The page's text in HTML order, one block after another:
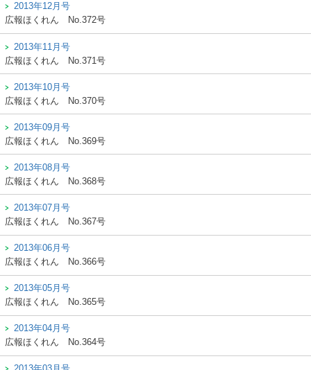
2013年12月号
広報ほくれん
No.372号
2013年11月号
広報ほくれん
No.371号
2013年10月号
広報ほくれん
No.370号
2013年09月号
広報ほくれん
No.369号
2013年08月号
広報ほくれん
No.368号
2013年07月号
広報ほくれん
No.367号
2013年06月号
広報ほくれん
No.366号
2013年05月号
広報ほくれん
No.365号
2013年04月号
広報ほくれん
No.364号